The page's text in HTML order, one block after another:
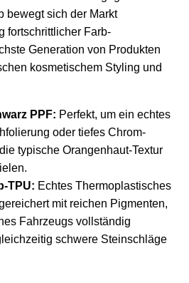
bewegt sich der Markt
fortschrittlicher Farb-
Generation von Produkten
kosmetischem Styling und
PPF: Perfekt, um ein echtes
oder tiefes Chrom-
typische Orangenhaut-Textur
TPU: Echtes Thermoplastisches
mit reichen Pigmenten,
Fahrzeugs vollständig
schwere Steinschläge